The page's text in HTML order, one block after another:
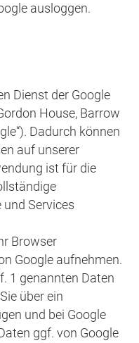
ausloggen.
Dienst der Google
House, Barrow
Dadurch können
auf unserer
ist für die
Services
Browser
Google aufnehmen.
1 genannten Daten
über ein
und bei Google
ggf. von Google